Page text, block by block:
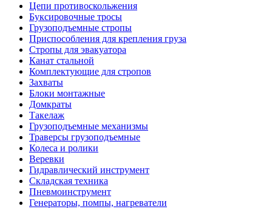
Цепи противоскольжения
Буксировочные тросы
Грузоподъемные стропы
Приспособления для крепления груза
Стропы для эвакуатора
Канат стальной
Комплектующие для стропов
Захваты
Блоки монтажные
Домкраты
Такелаж
Грузоподъемные механизмы
Траверсы грузоподъемные
Колеса и ролики
Веревки
Гидравлический инструмент
Складская техника
Пневмоинструмент
Генераторы, помпы, нагреватели